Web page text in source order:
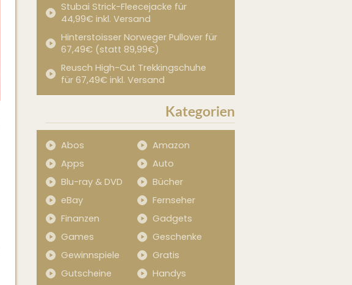
Stubai Strick-Fleecejacke für
44,99€ inkl. Versand
Hinterstoisser Norweger Pullover für
67,49€ (statt 89,99€)
Reusch High-Cut Trekkingschuhe
für 67,49€ inkl. Versand
Kategorien
Abos
Amazon
Apps
Auto
Blu-ray & DVD
Bücher
eBay
Fernseher
Finanzen
Gadgets
Games
Geschenke
Gewinnspiele
Gratis
Gutscheine
Handys